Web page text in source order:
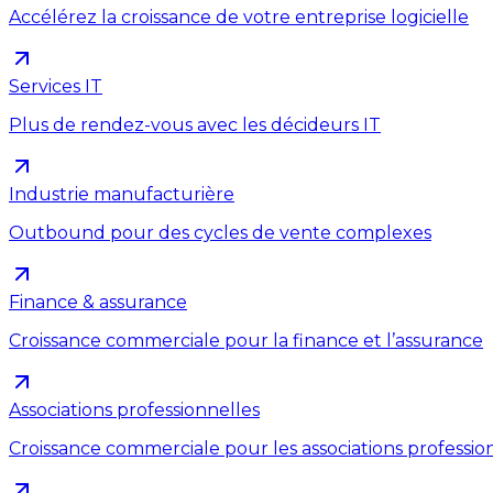
Accélérez la croissance de votre entreprise logicielle
Services IT
Plus de rendez-vous avec les décideurs IT
Industrie manufacturière
Outbound pour des cycles de vente complexes
Finance & assurance
Croissance commerciale pour la finance et l’assurance
Associations professionnelles
Croissance commerciale pour les associations